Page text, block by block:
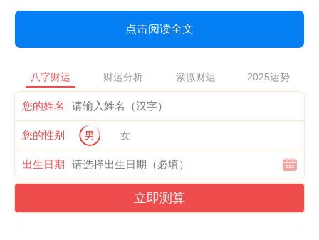
点击阅读全文
八字财运 财运分析 紫微财运 2025运势
您的姓名
您的性别 男 女
出生日期
立即测算